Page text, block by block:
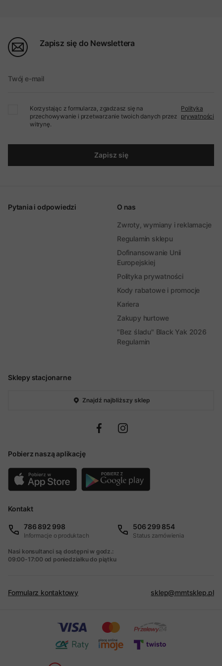
Zapisz się do Newslettera
Twój e-mail
Korzystając z formularza, zgadzasz się na
przechowywanie i przetwarzanie twoich danych przez
witrynę.
Polityka
prywatności
Zapisz się
Sklepy stacjonarne
Znajdź najbliższy sklep
Pobierz naszą aplikację
Pytania i odpowiedzi O nas
Zwroty, wymiany i reklamacje
Regulamin sklepu
Dofinansowanie Unii
Europejskiej
Polityka prywatności
Kody rabatowe i promocje
Kariera
Zakupy hurtowe
"Bez śladu" Black Yak 2026
Regulamin
Kontakt
786 892 998
Informacje o produktach
506 299 854
Status zamówienia
Nasi konsultanci są dostępni w godz.:
09:00-17:00 od poniedziałku do piątku
Formularz kontaktowy sklep@mmtsklep.pl